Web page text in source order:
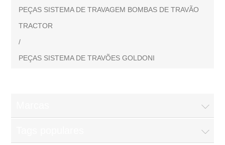
PEÇAS SISTEMA DE TRAVAGEM BOMBAS DE TRAVÃO
TRACTOR
/
PEÇAS SISTEMA DE TRAVÕES GOLDONI